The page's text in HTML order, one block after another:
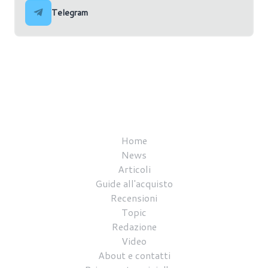
Telegram
Home
News
Articoli
Guide all'acquisto
Recensioni
Topic
Redazione
Video
About e contatti